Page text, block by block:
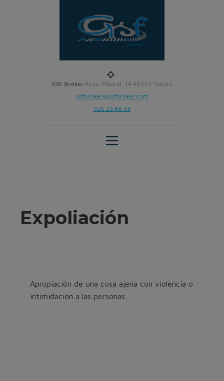
GSF Bróker Avda. Madrid, 14 45003 Toledo
gsfbroker@gsfbroker.com
925 23 48 33
Expoliación
Apropiación de una cosa ajena con violencia o
intimidación a las personas.